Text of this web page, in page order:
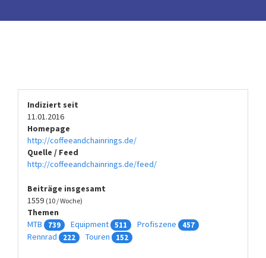
Indiziert seit
11.01.2016
Homepage
http://coffeeandchainrings.de/
Quelle / Feed
http://coffeeandchainrings.de/feed/
Beiträge insgesamt
1559 (10 / Woche)
Themen
MTB
739 Equipment 511 Profiszene 457
Rennrad 222 Touren 152